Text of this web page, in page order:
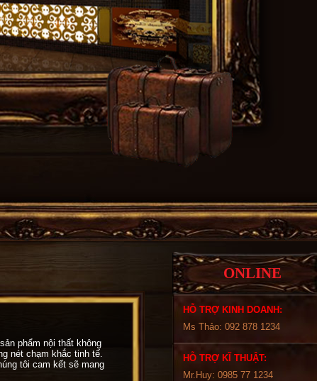
phẩm nội thất không
nét chạm khắc tinh tế.
tôi cam kết sẽ mang
ONLINE
HỖ TRỢ KINH DOANH:
Ms Thảo: 092 878 1234
HỖ TRỢ KĨ THUẬT:
Mr.Huy: 0985 77 1234